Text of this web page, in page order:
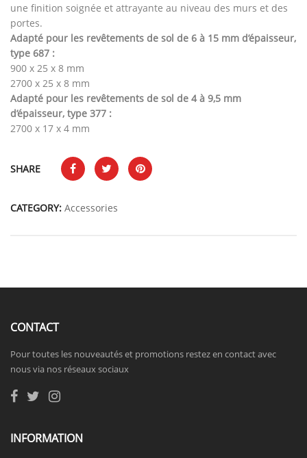
une finition soignée et attrayante au niveau des murs et des
portes.
Adapté pour les revêtements de sol de 6 à 15 mm d’épaisseur,
type 687 :
900 x 25 x 8 mm
2700 x 25 x 8 mm
Adapté pour les revêtements de sol de 4 à 9,5 mm
d’épaisseur, type 377 :
2700 x 17 x 4 mm
SHARE
CATEGORY: Accessories
CONTACT
Pour toutes les nouveautés et promotions restez en contact avec
nous via nos réseaux sociaux
INFORMATION